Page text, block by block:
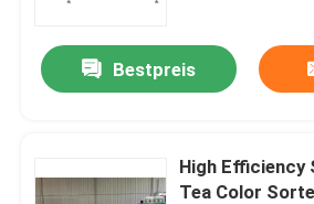
Bestpreis
High Efficiency
Tea Color